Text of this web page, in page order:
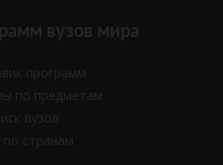
вузов мира
программ
по предметам
вузов
по странам